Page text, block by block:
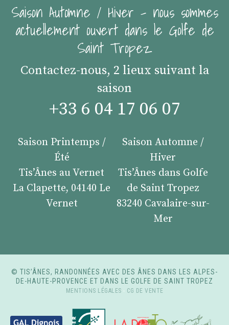
Saison Automne / Hiver - nous sommes
actuellement ouvert dans le Golfe de
Saint Tropez
Contactez-nous, 2 lieux suivant la
saison
+33 6 04 17 06 07
Saison Printemps /
Été
Tis’Ânes au Vernet
La Clapette, 04140 Le
Vernet
Saison Automne /
Hiver
Tis’Ânes dans Golfe
de Saint Tropez
83240 Cavalaire-sur-
Mer
© TIS’ÂNES, RANDONNÉES AVEC DES ÂNES DANS LES ALPES-
DE-HAUTE-PROVENCE ET DANS LE GOLFE DE SAINT TROPEZ
MENTIONS LÉGALES - CG DE VENTE